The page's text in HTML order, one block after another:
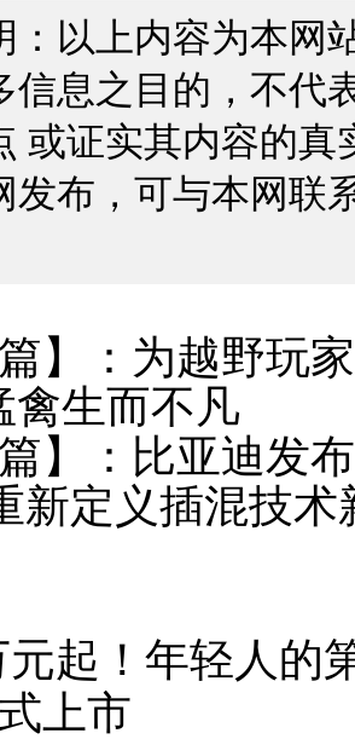
：以上内容为本网
信息之目的，不代
或证实其内容的
发布，可与本网联
】： 为越野玩
禽生而不凡
】： 比亚迪发
新定义插混技术
元起！年轻人的
上市